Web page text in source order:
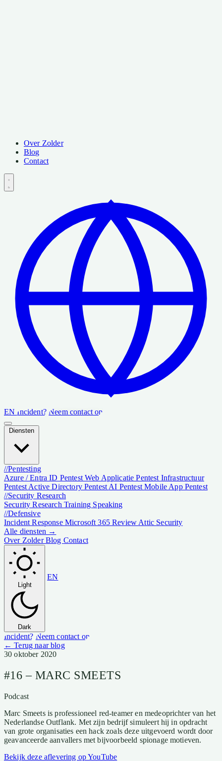
Over Zolder
Blog
Contact
EN Incident? Neem contact op
//Pentesting
Azure / Entra ID PentestWeb Applicatie Pentest Infrastructuur
Pentest Active Directory Pentest AI PentestMobile App Pentest
//Security Research
Security Research Training Speaking
//Defensive
Incident Response Microsoft 365 Review Attic Security
Alle diensten →
Over ZolderBlog Contact
Light
Dark
EN
Incident? Neem contact op
← Terug naar blog
30 oktober 2020
#16 – MARC SMEETS
Podcast
Marc Smeets is professioneel red-teamer en medeoprichter van het
Nederlandse Outflank. Met zijn bedrijf simuleert hij in opdracht
van grote organisaties een hack zoals deze uitgevoerd wordt door
geavanceerde aanvallers met bijvoorbeeld spionage motieven.
Bekijk deze aflevering op YouTube